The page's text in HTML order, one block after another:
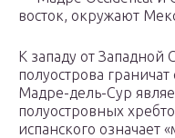
восток, окружают
К западу от
полуострова
Мадре-дель-Сур
полуостровных
испанского означает